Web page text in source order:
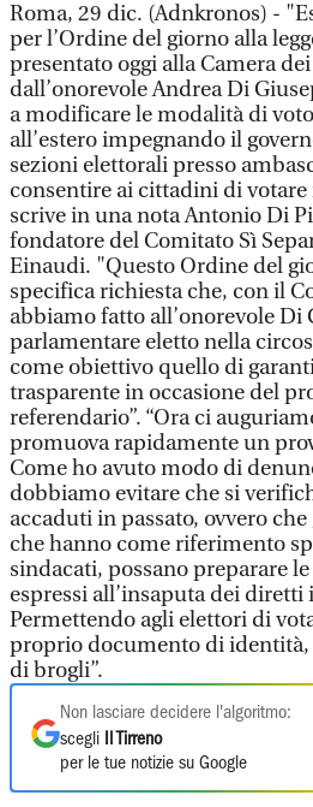
Roma, 29 dic. (Adnkronos) -
per l’Ordine del giorno alla
presentato oggi alla Camera
dall’onorevole Andrea Di
a modificare le modalità di
all’estero impegnando il
sezioni elettorali presso
consentire ai cittadini di votare
scrive in una nota Antonio Di
fondatore del Comitato Sì
Einaudi. "Questo Ordine del
specifica richiesta che, con il
abbiamo fatto all’onorevole Di
parlamentare eletto nella
come obiettivo quello di
trasparente in occasione del
referendario”. “Ora ci
promuova rapidamente un
Come ho avuto modo di
dobbiamo evitare che si
accaduti in passato, ovvero
che hanno come riferimento
sindacati, possano preparare
espressi all’insaputa dei diretti
Permettendo agli elettori di
proprio documento di
di brogli”.
Non lasciare decidere l'algoritmo:
scegli
Il Tirreno
per le tue notizie su Google